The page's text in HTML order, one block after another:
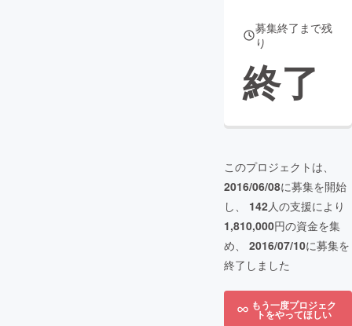
募集終了まで残
り
終了
このプロジェクトは、
2016/06/08に募集を開始
し、 142人の支援により
1,810,000円の資金を集
め、 2016/07/10に募集を
終了しました
もう一度プロジェク
トをやってほしい